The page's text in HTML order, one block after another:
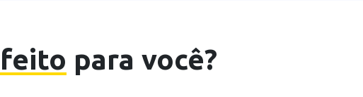
para você?